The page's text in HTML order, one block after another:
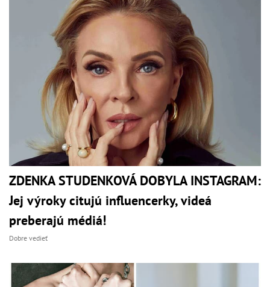
ZDENKA STUDENKOVÁ DOBYLA INSTAGRAM:
Jej výroky citujú influencerky, videá
preberajú médiá!
Dobre vedieť